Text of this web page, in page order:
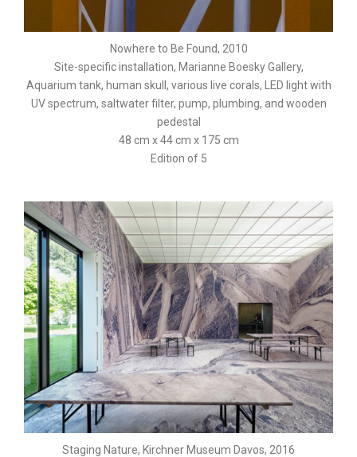
Nowhere to Be Found, 2010
Site-specific installation, Marianne Boesky Gallery,
Aquarium tank, human skull, various live corals, LED light with
UV spectrum, saltwater filter, pump, plumbing, and wooden
pedestal
48 cm x 44 cm x 175 cm
Edition of 5
Staging Nature, Kirchner Museum Davos, 2016